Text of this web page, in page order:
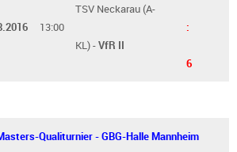
13:00
TSV Neckarau (A-
KL) -VfR II
:
6
Qualiturnier - GBG-Halle Mannheim